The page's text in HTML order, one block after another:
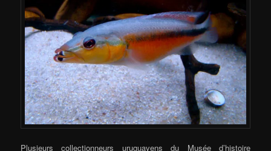
Plusieurs collectionneurs uruguayens du Musée d’histoire